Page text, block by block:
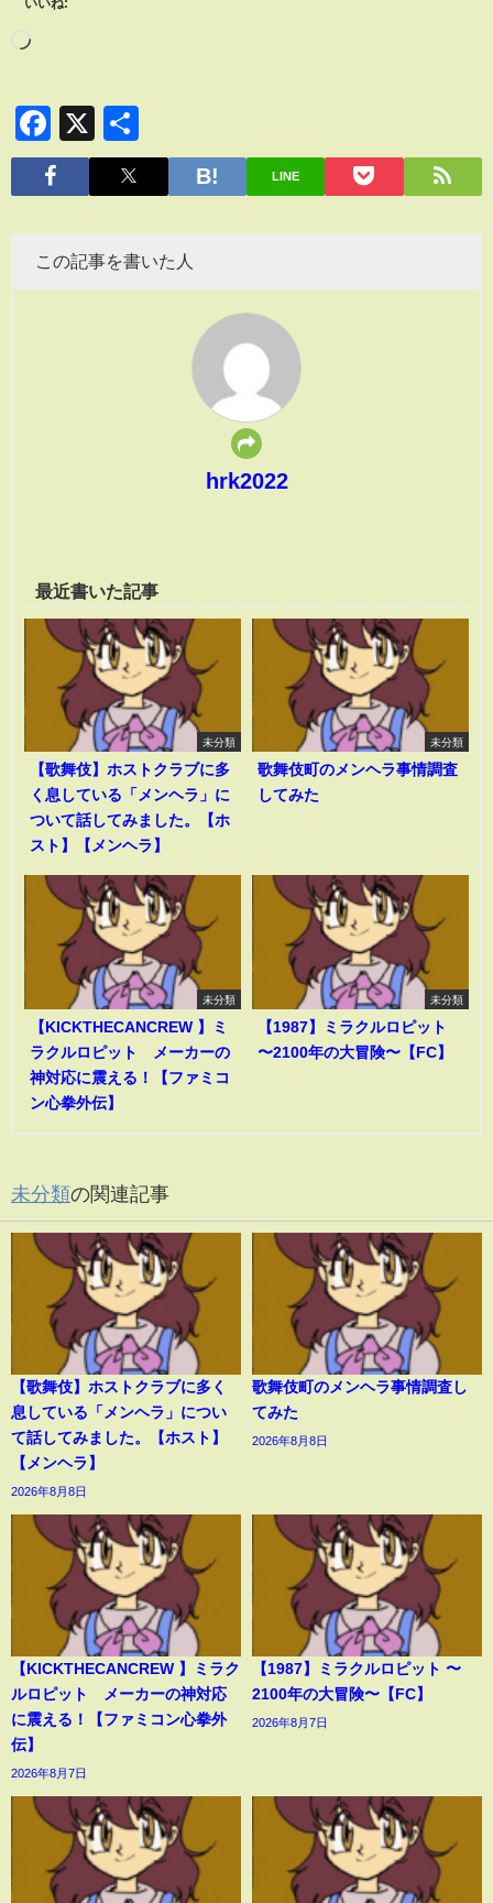
いいね:
Facebook
X
有
LINE
この記事を書いた人
hrk2022
最近書いた記事
未分類
【歌舞伎】ホストクラブに多
く息している「メンヘラ」に
ついて話してみました。【ホ
スト】【メンヘラ】
未分類
歌舞伎町のメンヘラ事情調査
してみた
未分類
【KICKTHECANCREW 】ミ
ラクルロピット メーカーの
神対応に震える！【ファミコ
ン心拳外伝】
未分類
【1987】ミラクルロピット
〜2100年の大冒険〜【FC】
未分類の関連記事
【歌舞伎】ホストクラブに多く
息している「メンヘラ」につい
て話してみました。【ホスト】
【メンヘラ】
2026年8月8日
歌舞伎町のメンヘラ事情調査し
てみた
2026年8月8日
【KICKTHECANCREW 】ミラク
ルロピット メーカーの神対応
に震える！【ファミコン心拳外
伝】
2026年8月7日
【1987】ミラクルロピット 〜
2100年の大冒険〜【FC】
2026年8月7日